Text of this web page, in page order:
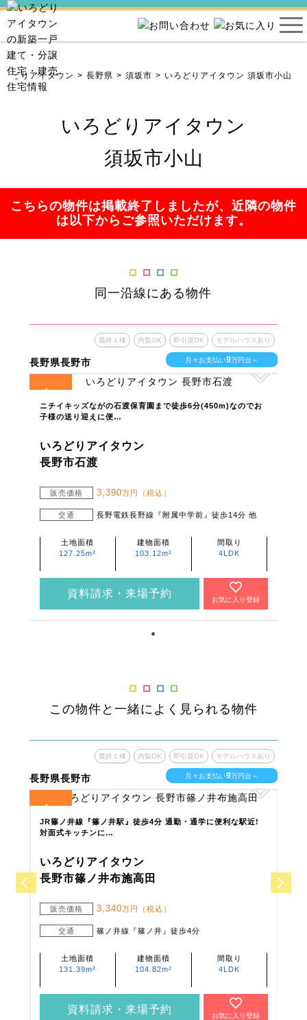
どりアイタウン 長野県 須坂市 いろどりアイタウン 須坂市小山
いろどりアイタウン
須坂市小山
こちらの物件は掲載終了しましたが、近隣の物件
は以下からご参照いただけます。
同一沿線にある物件
長野県長野市
最終１棟 内覧OK 即引渡OK モデルハウスあり
月々お支払い9万円台～
1
ニチイキッズながの石渡保育園まで徒歩6分(450m)なのでお
子様の送り迎えに便…
いろどりアイタウン
長野市石渡
販売価格 3,390万円（税込）
交通 長野電鉄長野線『附属中学前』徒歩14分 他
土地面積
127.25m²
建物面積
103.12m²
間取り
4LDK
資料請求・来場予約
お気に入り登録
この物件と一緒によく見られる物件
長野県長野市
最終１棟 内覧OK 即引渡OK モデルハウスあり
月々お支払い9万円台～
1
JR篠ノ井線『篠ノ井駅』徒歩4分 通勤・通学に便利な駅近!
対面式キッチンに…
いろどりアイタウン
長野市篠ノ井布施高田
販売価格 3,340万円（税込）
交通 篠ノ井線『篠ノ井』徒歩4分
土地面積
131.39m²
建物面積
104.82m²
間取り
4LDK
資料請求・来場予約
お気に入り登録